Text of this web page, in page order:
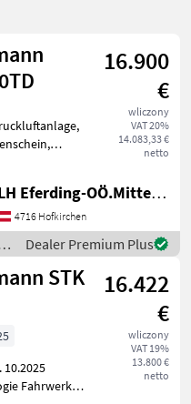
Filtry
16.900
€
wliczony
VAT 20%
14.083,33 €
netto
50R17 Räder
stronna, Liczba
Hamulec:
LH Eferding-OÖ.Mitte, Landtechnik Hofkirchen
4716 Hofkirchen
Dealer Premium Plus
STK
16.422
€
wliczony
VAT 19%
13.800 €
netto
10.2025
Fahrwerk